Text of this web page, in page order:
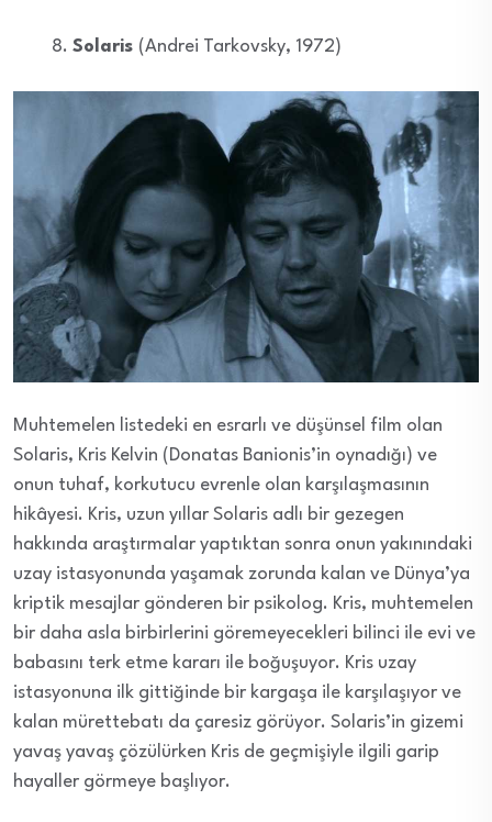
Solaris (Andrei Tarkovsky, 1972)
Muhtemelen listedeki en esrarlı ve düşünsel film olan
Solaris, Kris Kelvin (Donatas Banionis’in oynadığı) ve
onun tuhaf, korkutucu evrenle olan karşılaşmasının
hikâyesi. Kris, uzun yıllar Solaris adlı bir gezegen
hakkında araştırmalar yaptıktan sonra onun yakınındaki
uzay istasyonunda yaşamak zorunda kalan ve Dünya’ya
kriptik mesajlar gönderen bir psikolog. Kris, muhtemelen
bir daha asla birbirlerini göremeyecekleri bilinci ile evi ve
babasını terk etme kararı ile boğuşuyor. Kris uzay
istasyonuna ilk gittiğinde bir kargaşa ile karşılaşıyor ve
kalan mürettebatı da çaresiz görüyor. Solaris’in gizemi
yavaş yavaş çözülürken Kris de geçmişiyle ilgili garip
hayaller görmeye başlıyor.